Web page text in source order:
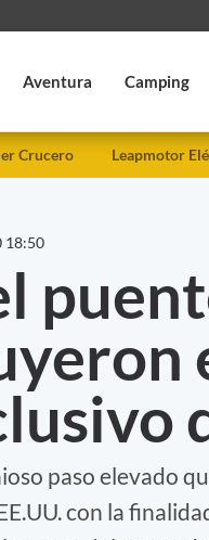
Aventura Camping
Crucero Leapmotor
18:50
paso elevado
con la